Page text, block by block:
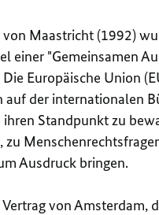
Maastricht (1992)
einer "Gemeinsamen
Europäische Union
auf der internationalen
ihren Standpunkt zu
zu
Ausdruck bringen.
von Amsterdam,